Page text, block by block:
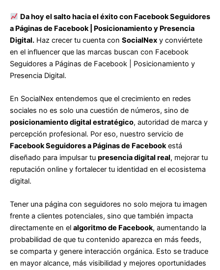
Da hoy el salto hacia el éxito con Facebook Seguidores
a Páginas de Facebook | Posicionamiento y Presencia
Digital. Haz crecer tu cuenta con SocialNex y conviértete
en el influencer que las marcas buscan con Facebook
Seguidores a Páginas de Facebook | Posicionamiento y
Presencia Digital.
En SocialNex entendemos que el crecimiento en redes
sociales no es solo una cuestión de números, sino de
posicionamiento digital estratégico, autoridad de marca y
percepción profesional. Por eso, nuestro servicio de
Facebook Seguidores a Páginas de Facebookestá
diseñado para impulsar tu presencia digital real, mejorar tu
reputación online y fortalecer tu identidad en el ecosistema
digital.
Tener una página con seguidores no solo mejora tu imagen
frente a clientes potenciales, sino que también impacta
directamente en el algoritmo de Facebook, aumentando la
probabilidad de que tu contenido aparezca en más feeds,
se comparta y genere interacción orgánica. Esto se traduce
en mayor alcance, más visibilidad y mejores oportunidades